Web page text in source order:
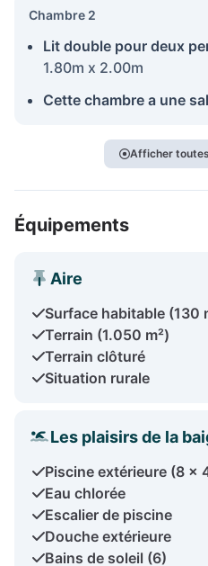
Chambre 2
Lit double pour deux
1.80m x 2.00m
Cette chambre a une
Afficher
Équipements
Aire
Surface habitable (130
Terrain (1.050 m²)
Terrain clôturé
Situation rurale
Les plaisirs de la
Piscine extérieure (8 x
Eau chlorée
Escalier de piscine
Douche extérieure
Bains de soleil (6)